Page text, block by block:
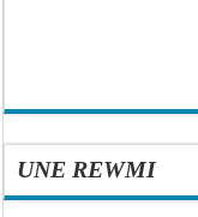
UNE REWMI